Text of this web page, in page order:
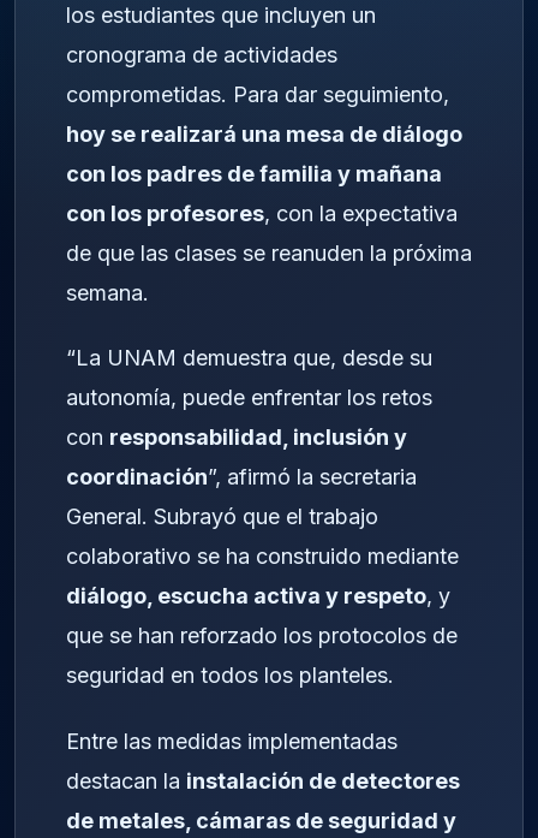
los estudiantes que incluyen un
cronograma de actividades
comprometidas. Para dar seguimiento,
hoy se realizará una mesa de diálogo
con los padres de familia y mañana
con los profesores, con la expectativa
de que las clases se reanuden la próxima
semana.
“La UNAM demuestra que, desde su
autonomía, puede enfrentar los retos
con responsabilidad, inclusión y
coordinación”, afirmó la secretaria
General. Subrayó que el trabajo
colaborativo se ha construido mediante
diálogo, escucha activa y respeto, y
que se han reforzado los protocolos de
seguridad en todos los planteles.
Entre las medidas implementadas
destacan la instalación de detectores
de metales, cámaras de seguridad y